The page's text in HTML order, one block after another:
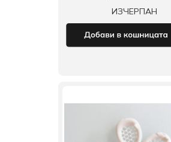
ИЗЧЕРПАН